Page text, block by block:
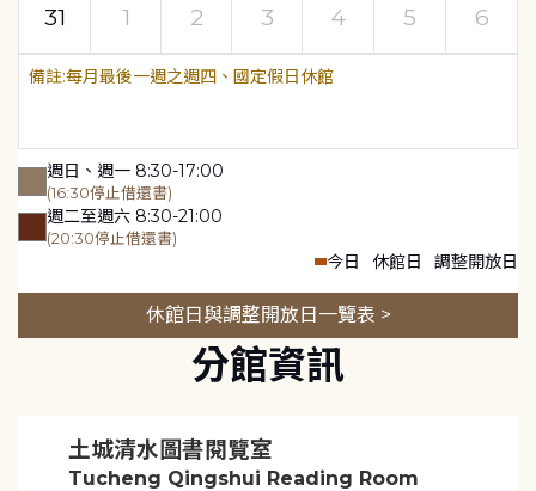
31
1 2 3 4 5 6
每月最後一週之週四、國定假日休館
週日、週一 8:30-17:00
(16:30停止借還書)
週二至週六 8:30-21:00
(20:30停止借還書)
今日 休館日 調整開放日
休館日與調整開放日一覽表 >
分館資訊
土城清水圖書閱覽室
Tucheng Qingshui Reading Room